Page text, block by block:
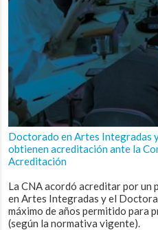
Doctorado en Artes Integradas
obtienen acreditación ante la
Acreditación
La CNA acordó acreditar por un
en Artes Integradas y el
máximo de años permitido para
(según la normativa vigente).